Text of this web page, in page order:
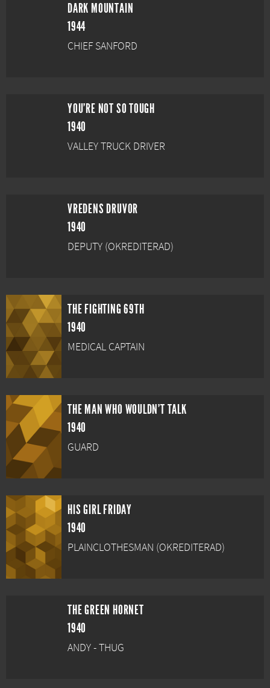
DARK MOUNTAIN
1944
CHIEF SANFORD
YOU'RE NOT SO TOUGH
1940
VALLEY TRUCK DRIVER
VREDENS DRUVOR
1940
DEPUTY (OKREDITERAD)
THE FIGHTING 69TH
1940
MEDICAL CAPTAIN
THE MAN WHO WOULDN'T TALK
1940
GUARD
HIS GIRL FRIDAY
1940
PLAINCLOTHESMAN (OKREDITERAD)
THE GREEN HORNET
1940
ANDY - THUG